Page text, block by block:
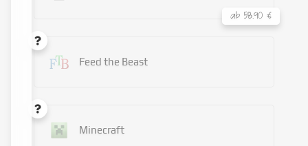
ab 58.90 €
Feed the Beast
Minecraft